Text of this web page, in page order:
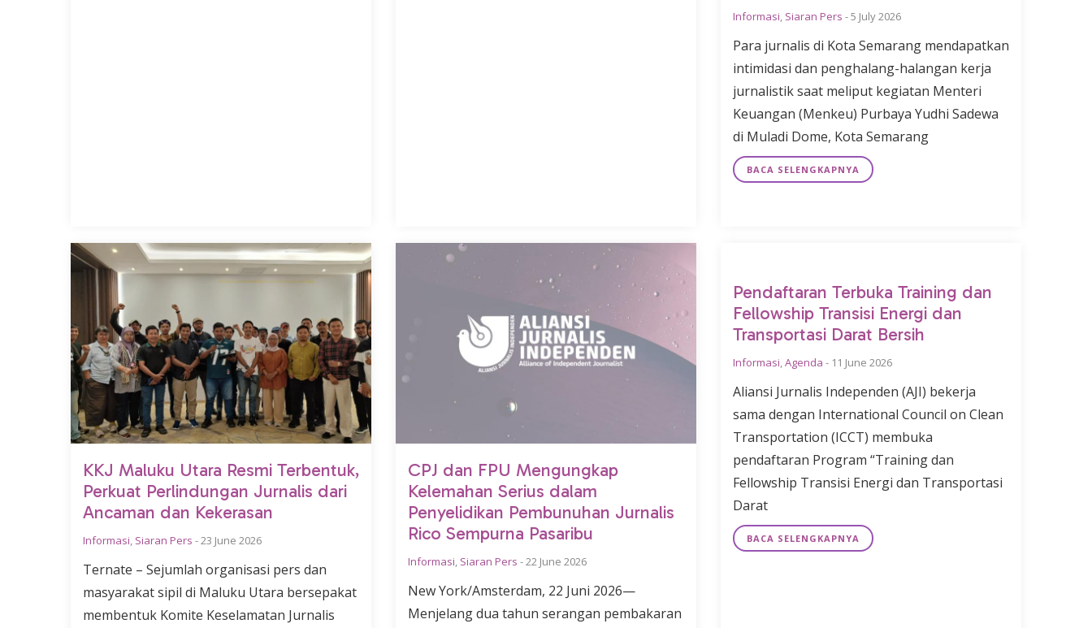
Informasi, Siaran Pers -5 July 2026
Para jurnalis di Kota Semarang mendapatkan
intimidasi dan penghalang-halangan kerja
jurnalistik saat meliput kegiatan Menteri
Keuangan (Menkeu) Purbaya Yudhi Sadewa
di Muladi Dome, Kota Semarang
BACA SELENGKAPNYA
KKJ Maluku Utara Resmi Terbentuk,
Perkuat Perlindungan Jurnalis dari
Ancaman dan Kekerasan
Informasi, Siaran Pers -23 June 2026
Ternate – Sejumlah organisasi pers dan
masyarakat sipil di Maluku Utara bersepakat
membentuk Komite Keselamatan Jurnalis
CPJ dan FPU Mengungkap
Kelemahan Serius dalam
Penyelidikan Pembunuhan Jurnalis
Rico Sempurna Pasaribu
Informasi, Siaran Pers -22 June 2026
New York/Amsterdam, 22 Juni 2026—
Menjelang dua tahun serangan pembakaran
Pendaftaran Terbuka Training dan
Fellowship Transisi Energi dan
Transportasi Darat Bersih
Informasi,Agenda - 11 June 2026
Aliansi Jurnalis Independen (AJI) bekerja
sama dengan International Council on Clean
Transportation (ICCT) membuka
pendaftaran Program “Training dan
Fellowship Transisi Energi dan Transportasi
Darat
BACA SELENGKAPNYA